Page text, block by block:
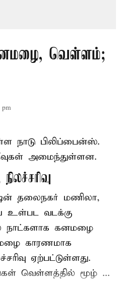
வெள்ளம்;
pm
நாடு பிலிப்பைன்ஸ்.
அமைந்துள்ளன.
தலைநகர் மணிலா,
உள்பட வடக்கு
நாட்களாக கனமழை
காரணமாக
ஏற்பட்டுள்ளது.
வெள்ளத்தில் மூழ் ...